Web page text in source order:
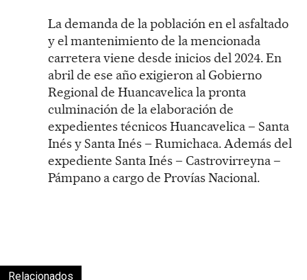
La demanda de la población en el asfaltado
y el mantenimiento de la mencionada
carretera viene desde inicios del 2024. En
abril de ese año exigieron al Gobierno
Regional de Huancavelica la pronta
culminación de la elaboración de
expedientes técnicos Huancavelica – Santa
Inés y Santa Inés – Rumichaca. Además del
expediente Santa Inés – Castrovirreyna –
Pámpano a cargo de Provías Nacional.
Relacionados